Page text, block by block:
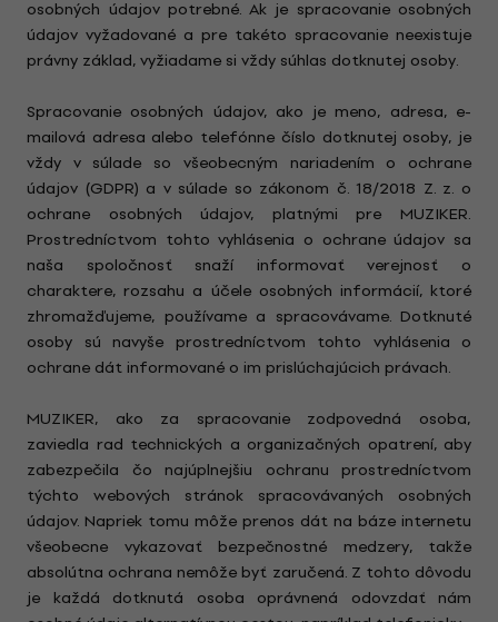
osobných údajov potrebné. Ak je spracovanie osobných
údajov vyžadované a pre takéto spracovanie neexistuje
právny základ, vyžiadame si vždy súhlas dotknutej osoby.
Spracovanie osobných údajov, ako je meno, adresa, e-
mailová adresa alebo telefónne číslo dotknutej osoby, je
vždy v súlade so všeobecným nariadením o ochrane
údajov (GDPR) a v súlade so zákonom č. 18/2018 Z. z. o
ochrane osobných údajov, platnými pre MUZIKER.
Prostredníctvom tohto vyhlásenia o ochrane údajov sa
naša spoločnosť snaží informovať verejnosť o
charaktere, rozsahu a účele osobných informácií, ktoré
zhromažďujeme, používame a spracovávame. Dotknuté
osoby sú navyše prostredníctvom tohto vyhlásenia o
ochrane dát informované o im prislúchajúcich právach.
MUZIKER, ako za spracovanie zodpovedná osoba,
zaviedla rad technických a organizačných opatrení, aby
zabezpečila čo najúplnejšiu ochranu prostredníctvom
týchto webových stránok spracovávaných osobných
údajov. Napriek tomu môže prenos dát na báze internetu
všeobecne vykazovať bezpečnostné medzery, takže
absolútna ochrana nemôže byť zaručená. Z tohto dôvodu
je každá dotknutá osoba oprávnená odovzdať nám